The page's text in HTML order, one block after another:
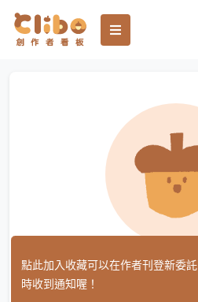
沈 (0)
點此加入收藏可以在作者刊登新委託
時收到通知喔！